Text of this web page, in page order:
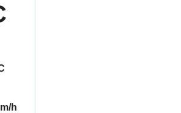
h